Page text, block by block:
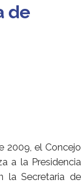
de
2009, el Concejo
a la Presidencia
la Secretaria de